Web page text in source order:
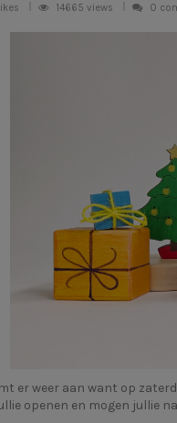
14665 views 0
er weer aan want op
openen en mogen